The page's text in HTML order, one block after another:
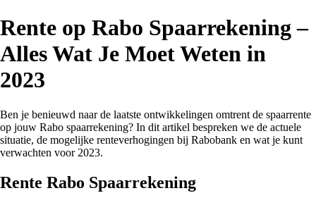
Rente op Rabo Spaarrekening –
Alles Wat Je Moet Weten in
2023
Ben je benieuwd naar de laatste ontwikkelingen omtrent de spaarrente
op jouw Rabo spaarrekening? In dit artikel bespreken we de actuele
situatie, de mogelijke renteverhogingen bij Rabobank en wat je kunt
verwachten voor 2023.
Rente Rabo Spaarrekening